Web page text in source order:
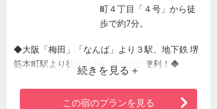
町４丁目「４号」から徒
歩で約7分。
◆大阪「梅田」「なんば」より３駅、地下鉄 堺
筋本町駅より徒歩６分。アクセス便利！◆
・最上階にスパゾーンを設け、夜空を眺めなが
らの露天風呂（天然温泉）をお楽しみ頂けま
続きを見る
この宿のプランを見る